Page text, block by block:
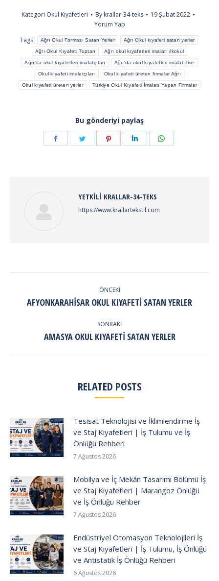
Kategori Okul Kıyafetleri By krallar-34-teks
19 Şubat 2022
Yorum Yap
Tags:
Ağrı Okul Forması Satan Yerler Ağrı Okul kıyafeti satan yerler
Ağrı Okul Kıyafeti Toptan Ağrı okul kıyafetleri imalatı ilkokul
Ağrı'da okul kıyafetleri imalatçıları Ağrı'da okul kıyafetleri imalatı lise
Okul kıyafeti imalatçıları Okul kıyafeti üreten firmalar Ağrı
Okul kıyafeti üreten yerler Türkiye Okul Kıyafeti İmalatı Yapan Firmalar
Bu gönderiyi paylaş
Share
Share
Share
Share
YETKILI KRALLAR-34-TEKS
https://www.krallartekstil.com
ÖNCEKI
Previous
AFYONKARAHISAR OKUL KIYAFETI SATAN YERLER
SONRAKI
Next
AMASYA OKUL KIYAFETI SATAN YERLER
RELATED POSTS
Tesisat Teknolojisi ve İklimlendirme İş
ve Staj Kıyafetleri | İş Tulumu ve İş
Önlüğü Rehberi
7 Ağustos 2026
Mobilya ve İç Mekân Tasarımı Bölümü İş
ve Staj Kıyafetleri | Marangoz Önlüğü
ve İş Önlüğü Rehber
7 Ağustos 2026
Endüstriyel Otomasyon Teknolojileri İş
ve Staj Kıyafetleri | İş Tulumu, İş Önlüğü
ve Antistatik İş Önlüğü Rehberi
6 Ağustos 2026